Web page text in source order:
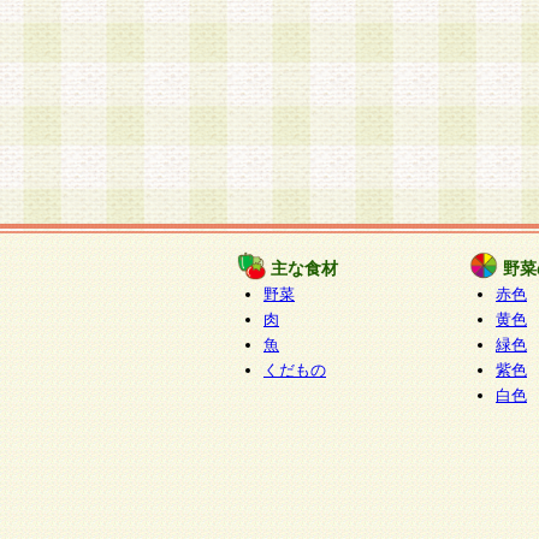
主な食材
野菜
肉
魚
くだもの
野
赤色
黄色
緑色
紫色
白色